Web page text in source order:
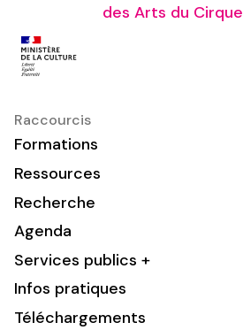
des Arts du Cirque
Raccourcis
Formations
Ressources
Recherche
Agenda
Services publics +
Infos pratiques
Téléchargements